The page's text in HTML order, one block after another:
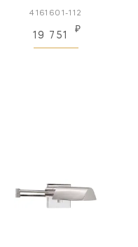
4161601-112
19 751
₽